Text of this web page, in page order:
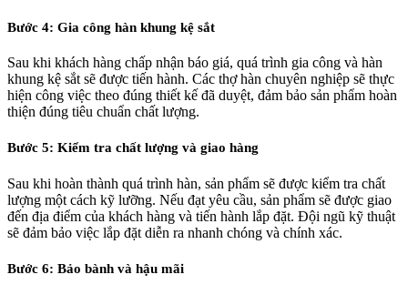
Bước 4: Gia công hàn khung kệ sắt
Sau khi khách hàng chấp nhận báo giá, quá trình gia công và hàn
khung kệ sắt sẽ được tiến hành. Các thợ hàn chuyên nghiệp sẽ thực
hiện công việc theo đúng thiết kế đã duyệt, đảm bảo sản phẩm hoàn
thiện đúng tiêu chuẩn chất lượng.
Bước 5: Kiểm tra chất lượng và giao hàng
Sau khi hoàn thành quá trình hàn, sản phẩm sẽ được kiểm tra chất
lượng một cách kỹ lưỡng. Nếu đạt yêu cầu, sản phẩm sẽ được giao
đến địa điểm của khách hàng và tiến hành lắp đặt. Đội ngũ kỹ thuật
sẽ đảm bảo việc lắp đặt diễn ra nhanh chóng và chính xác.
Bước 6: Bảo bành và hậu mãi